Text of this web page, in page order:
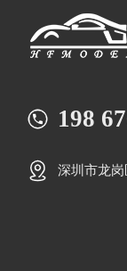
198
深圳市龙